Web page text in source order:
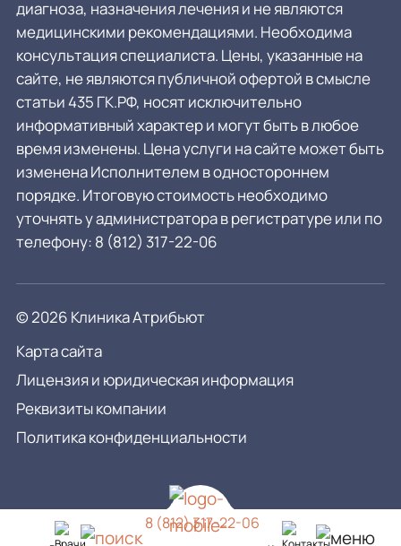
диагноза, назначения лечения и не являются
медицинскими рекомендациями. Необходима
консультация специалиста. Цены, указанные на
сайте, не являются публичной офертой в смысле
статьи 435 ГК.РФ, носят исключительно
информативный характер и могут быть в любое
время изменены. Цена услуги на сайте может быть
изменена Исполнителем в одностороннем
порядке. Итоговую стоимость необходимо
уточнять у администратора в регистратуре или по
телефону: 8 (812) 317-22-06
© 2026 Клиника Атрибьют
Карта сайта
Лицензия и юридическая информация
Реквизиты компании
Политика конфиденциальности
8 (812) 317-22-06